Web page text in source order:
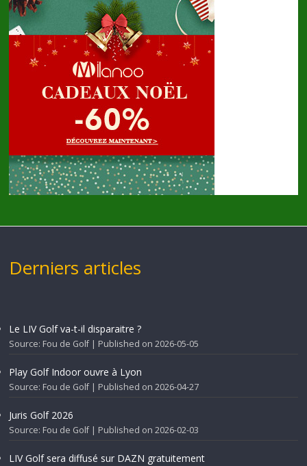
Derniers articles
Le LIV Golf va-t-il disparaitre ?
Source: Fou de Golf Published on 2026-05-05
Play Golf Indoor ouvre à Lyon
Source: Fou de Golf Published on 2026-04-27
Juris Golf 2026
Source: Fou de Golf Published on 2026-02-03
LIV Golf sera diffusé sur DAZN gratuitement